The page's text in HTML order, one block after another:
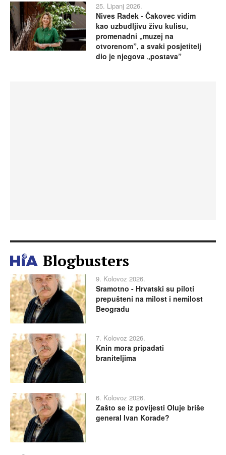
25. Lipanj 2026.
Nives Radek - Čakovec vidim
kao uzbudljivu živu kulisu,
promenadni „muzej na
otvorenom”, a svaki posjetitelj
dio je njegova „postava”
Blogbusters
9. Kolovoz 2026.
Sramotno - Hrvatski su piloti
prepušteni na milost i nemilost
Beogradu
7. Kolovoz 2026.
Knin mora pripadati
braniteljima
6. Kolovoz 2026.
Zašto se iz povijesti Oluje briše
general Ivan Korade?